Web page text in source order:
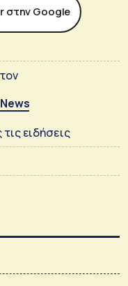
στην Google
ειδήσεις